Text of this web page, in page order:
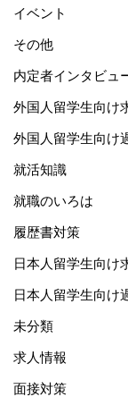
イベント
その他
内定者インタビュ
外国人留学生向け
外国人留学生向け
就活知識
就職のいろは
履歴書対策
日本人留学生向け
日本人留学生向け
未分類
求人情報
面接対策